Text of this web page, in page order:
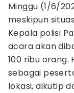
Minggu (1/6/
meskipun
Kepala polisi
acara akan
100 ribu
sebagai
lokasi, dikutip